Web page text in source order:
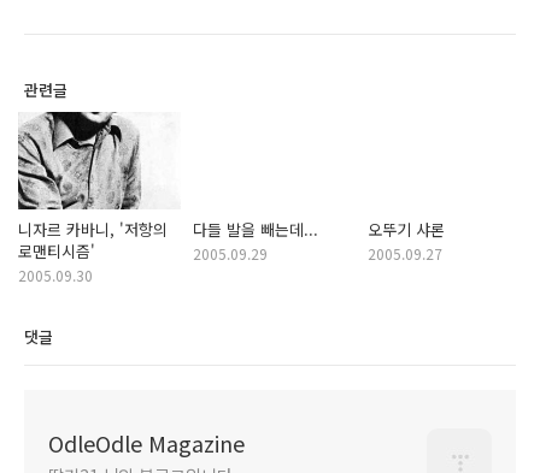
관련글
니자르 카바니, '저항의
로맨티시즘'
2005.09.30
다들 발을 빼는데...
2005.09.29
오뚜기 샤론
2005.09.27
댓글
OdleOdle Magazine